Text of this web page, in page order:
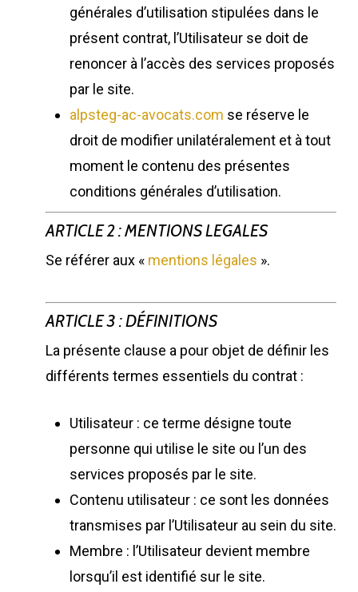
générales d’utilisation stipulées dans le
présent contrat, l’Utilisateur se doit de
renoncer à l’accès des services proposés
par le site.
alpsteg-ac-avocats.com se réserve le
droit de modifier unilatéralement et à tout
moment le contenu des présentes
conditions générales d’utilisation.
ARTICLE 2 : MENTIONS LEGALES
Se référer aux « mentions légales ».
ARTICLE 3 : DÉFINITIONS
La présente clause a pour objet de définir les
différents termes essentiels du contrat :
Utilisateur : ce terme désigne toute
personne qui utilise le site ou l’un des
services proposés par le site.
Contenu utilisateur : ce sont les données
transmises par l’Utilisateur au sein du site.
Membre : l’Utilisateur devient membre
lorsqu’il est identifié sur le site.